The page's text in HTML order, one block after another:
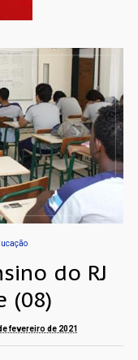
do RJ
(08)
fevereiro de 2021